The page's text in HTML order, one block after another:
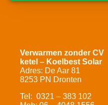
Verwarmen zonder CV
ketel – Koelbest Solar
Adres: De Aar 81
8253 PN Dronten
Tel: 0321 – 383 102